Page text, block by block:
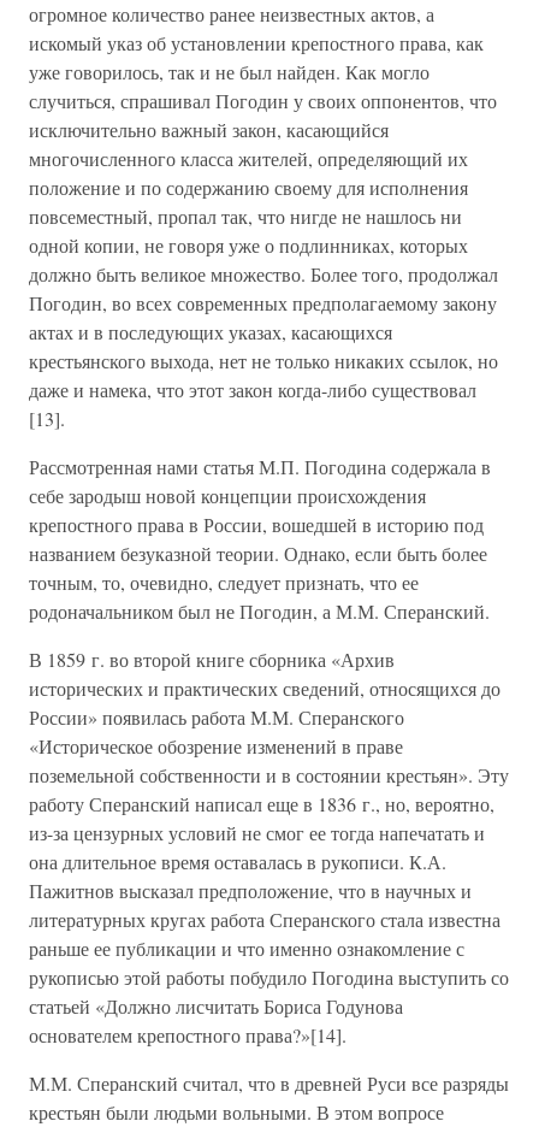
огромное количество ранее неизвестных актов, а
искомый указ об установлении крепостного права, как
уже говорилось, так и не был найден. Как могло
случиться, спрашивал Погодин у своих оппонентов, что
исключительно важный закон, касающийся
многочисленного класса жителей, определяющий их
положение и по содержанию своему для исполнения
повсеместный, пропал так, что нигде не нашлось ни
одной копии, не говоря уже о подлинниках, которых
должно быть великое множество. Более того, продолжал
Погодин, во всех современных предполагаемому закону
актах и в последующих указах, касающихся
крестьянского выхода, нет не только никаких ссылок, но
даже и намека, что этот закон когда-либо существовал
[13].
Рассмотренная нами статья М.П. Погодина содержала в
себе зародыш новой концепции происхождения
крепостного права в России, вошедшей в историю под
названием безуказной теории. Однако, если быть более
точным, то, очевидно, следует признать, что ее
родоначальником был не Погодин, а М.М. Сперанский.
В 1859 г. во второй книге сборника «Архив
исторических и практических сведений, относящихся до
России» появилась работа М.М. Сперанского
«Историческое обозрение изменений в праве
поземельной собственности и в состоянии крестьян». Эту
работу Сперанский написал еще в 1836 г., но, вероятно,
из-за цензурных условий не смог ее тогда напечатать и
она длительное время оставалась в рукописи. К.А.
Пажитнов высказал предположение, что в научных и
литературных кругах работа Сперанского стала известна
раньше ее публикации и что именно ознакомление с
рукописью этой работы побудило Погодина выступить со
статьей «Должно лисчитать Бориса Годунова
основателем крепостного права?»[14].
М.М. Сперанский считал, что в древней Руси все разряды
крестьян были людьми вольными. В этом вопросе